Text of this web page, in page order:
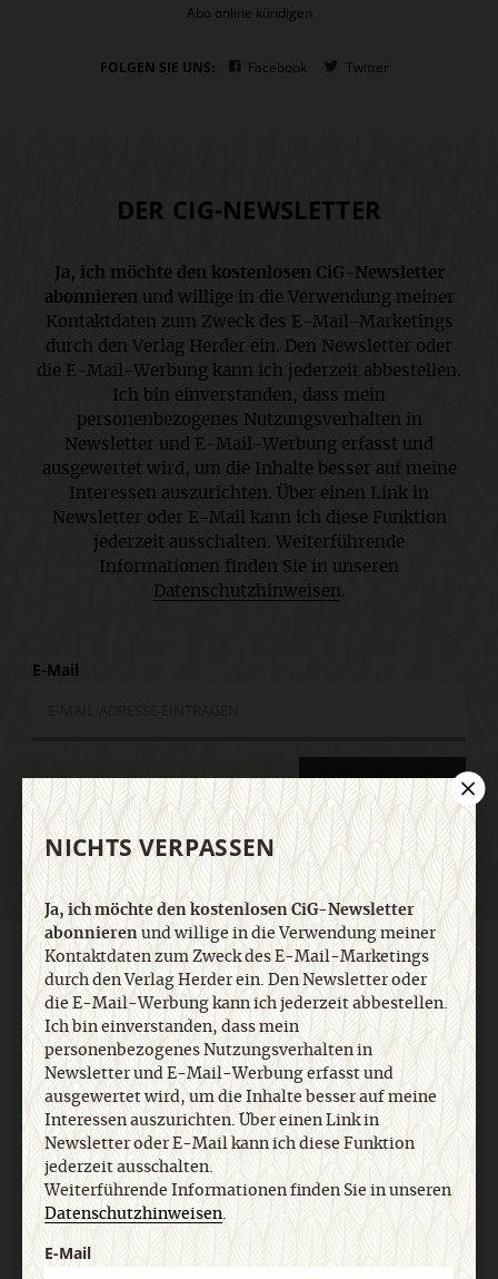
Abo online kündigen
FOLGEN SIE UNS: Facebook Twitter
DER CIG-NEWSLETTER
Ja, ich möchte den kostenlosen CiG-Newsletter
abonnieren und willige in die Verwendung meiner
Kontaktdaten zum Zweck des E-Mail-Marketings
durch den Verlag Herder ein. Den Newsletter oder
die E-Mail-Werbung kann ich jederzeit abbestellen.
Ich bin einverstanden, dass mein
personenbezogenes Nutzungsverhalten in
Newsletter und E-Mail-Werbung erfasst und
ausgewertet wird, um die Inhalte besser auf meine
Interessen auszurichten. Über einen Link in
Newsletter oder E-Mail kann ich diese Funktion
jederzeit ausschalten. Weiterführende
Informationen finden Sie in unseren
Datenschutzhinweisen .
E-Mail
Jetzt anmelden
AGB und Widerrufsbelehrung Datenschutz
Barrierefreiheit
Impressum
Vertrag widerrufen Abo online kündigen
NICHTS VERPASSEN
Ja, ich möchte den kostenlosen CiG-Newsletter
abonnierenund willige in die Verwendung meiner
Kontaktdaten zum Zweck des E-Mail-Marketings
durch den Verlag Herder ein. Den Newsletter oder
die E-Mail-Werbung kann ich jederzeit abbestellen.
Ich bin einverstanden, dass mein
personenbezogenes Nutzungsverhalten in
Newsletter und E-Mail-Werbung erfasst und
ausgewertet wird, um die Inhalte besser auf meine
Interessen auszurichten. Über einen Link in
Newsletter oder E-Mail kann ich diese Funktion
jederzeit ausschalten.
Weiterführende Informationen finden Sie in unseren
Datenschutzhinweisen.
E-Mail